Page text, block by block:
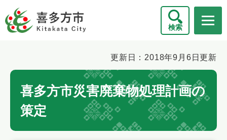
ー
ジ
検索
文
更新日：2018年9月6日更新
喜多方市災害廃棄物処理計画の
策定